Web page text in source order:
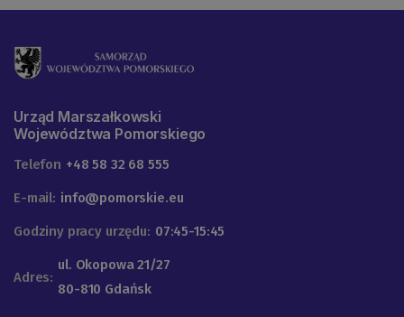
Urząd Marszałkowski
Województwa Pomorskiego
Telefon +48 58 32 68 555
E-mail: info@pomorskie.eu
Godziny pracy urzędu: 07:45-15:45
Adres:
ul. Okopowa 21/27
80-810 Gdańsk